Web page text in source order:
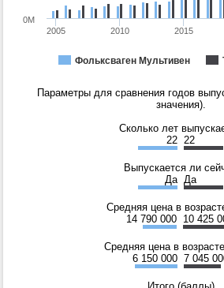
Фольксваген Мультивен
2005 2010 2015
0M
Параметры для сравнения годов
значения).
Сколько лет
22 22
Выпускается ли
Да Да
Средняя цена в
14 790 000 10 425
Средняя цена в
6 150 000 7 045